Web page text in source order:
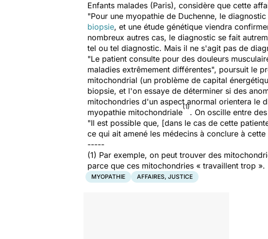
Enfants malades (Paris), considère que cette
"Pour une myopathie de Duchenne, le
biopsie, et une étude génétique viendra
nombreux autres cas, le diagnostic se fait
tel ou tel diagnostic. Mais il ne s'agit pas de
"Le patient consulte pour des douleurs
maladies extrêmement différentes", poursuit le
mitochondrial (un problème de capital
biopsie, et l'on essaye de déterminer si des
mitochondries d'un aspect anormal orientera le
myopathie mitochondriale
(1)
. On oscille entre
"Il est possible que, [dans le cas de cette
ce qui ait amené les médecins à conclure à cette
-----
(1) Par exemple, on peut trouver des
parce que ces mitochondries « travaillent trop ».
MYOPATHIE AFFAIRES, JUSTICE